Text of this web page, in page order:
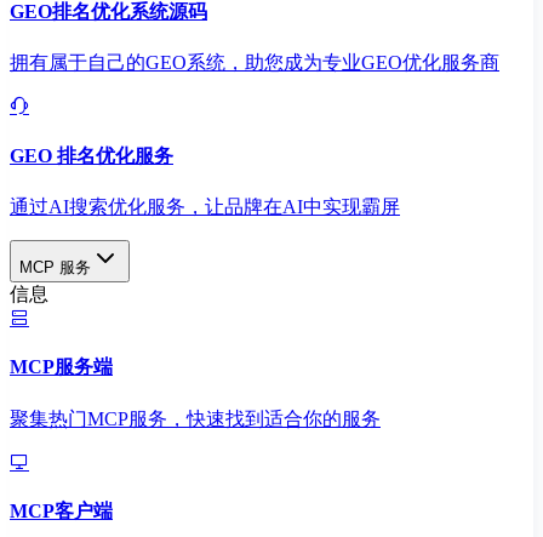
GEO排名优化系统源码
拥有属于自己的GEO系统，助您成为专业GEO优化服务商
GEO 排名优化服务
通过AI搜索优化服务，让品牌在AI中实现霸屏
MCP 服务
信息
MCP服务端
聚集热门MCP服务，快速找到适合你的服务
MCP客户端